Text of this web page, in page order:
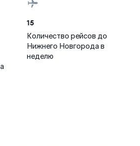
15
Количество рейсов до
Нижнего Новгорода в
неделю